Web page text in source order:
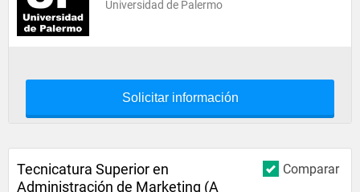
Universidad de Palermo
Solicitar información
Comparar
Tecnicatura Superior en
Administración de Marketing (A